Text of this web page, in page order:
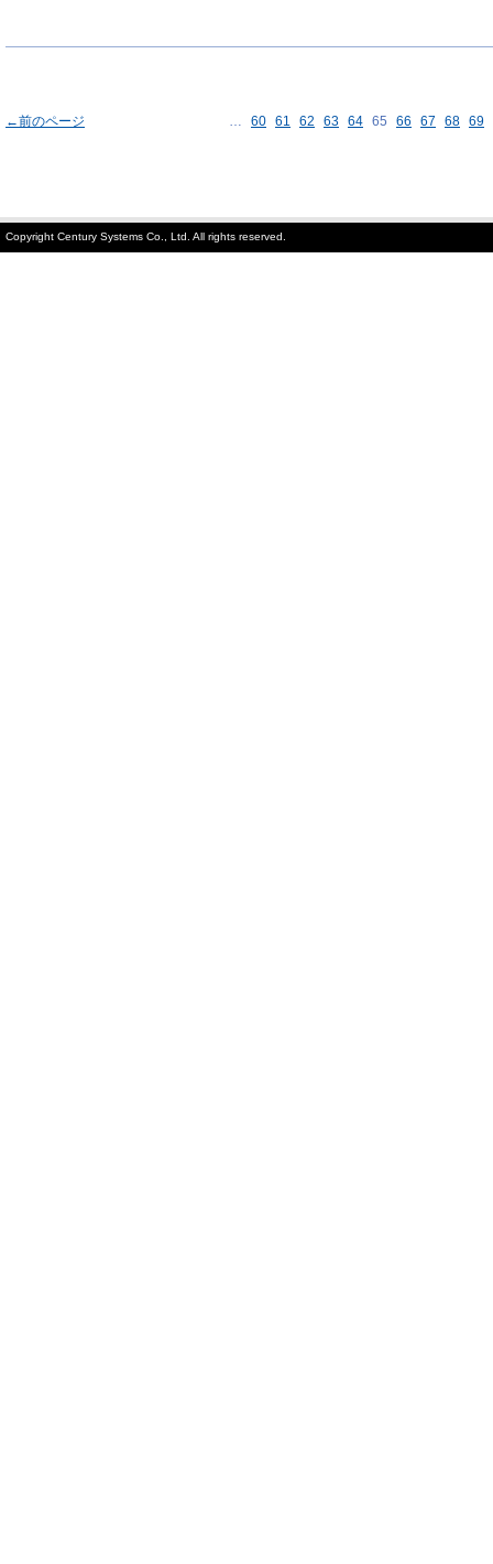
←前のページ … 60 61 62 63 64 65 66 67 68 69
Copyright Century Systems Co., Ltd. All rights reserved.